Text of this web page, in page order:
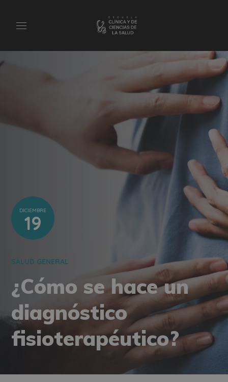
DICIEMBRE
19
SALUD GENERAL
¿Cómo se hace un
diagnóstico
fisioterapéutico?